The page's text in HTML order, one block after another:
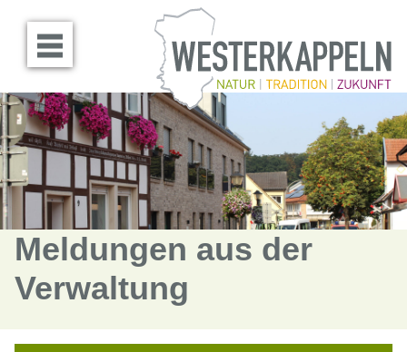
Menü öffnen
Meldungen aus der
Verwaltung